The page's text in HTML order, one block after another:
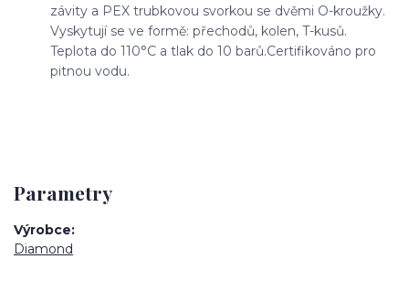
závity a PEX trubkovou svorkou se dvěmi O-kroužky.
Vyskytují se ve formě: přechodů, kolen, T-kusů.
Teplota do 110°C a tlak do 10 barů.Certifikováno pro
pitnou vodu.
Parametry
Výrobce
Diamond